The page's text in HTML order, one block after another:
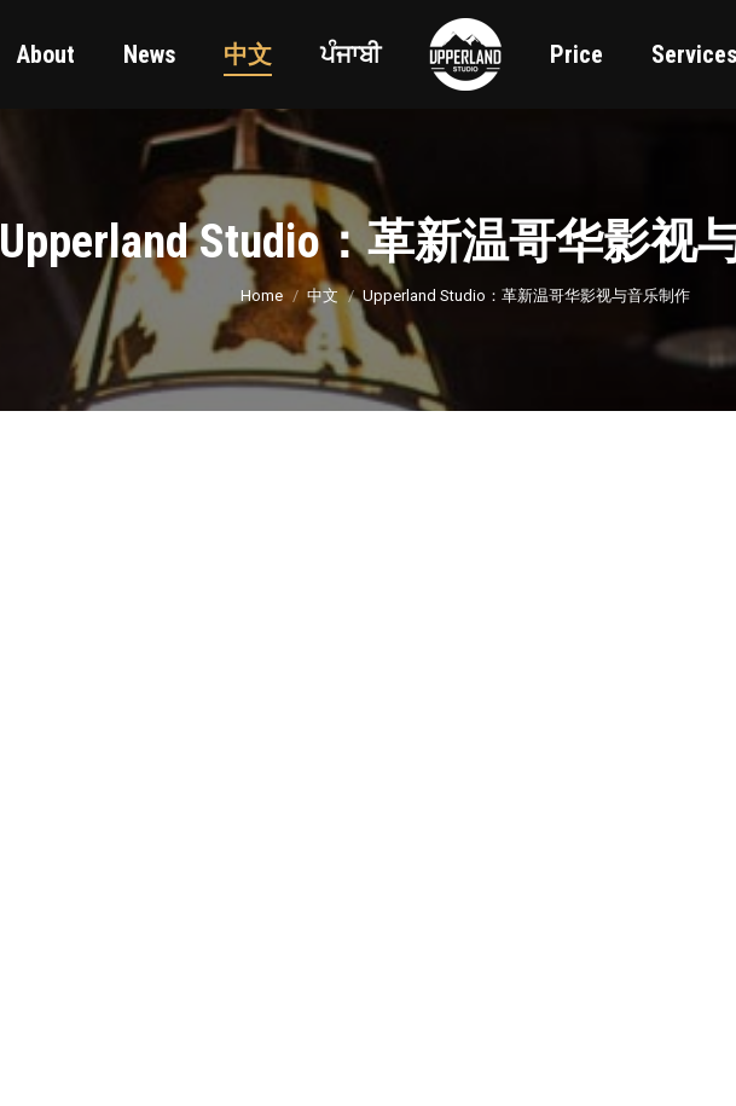
About News 中文 ਪੰਜਾਬੀ Price Services
Upperland Studio：革新温哥华影视
You are here:
Home 中文 Upperland Studio：革新温哥华影视与音乐制作